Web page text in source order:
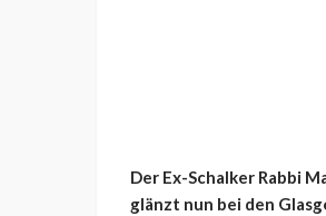
Der Ex-Schalker Rabbi
glänzt nun bei den